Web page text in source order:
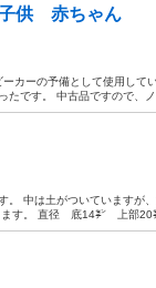
供 赤ちゃん
カーの予備として使用して
たです。 中古品ですので、ノ
。 中は土がついていますが
します。 直径 底14㌢ 上部